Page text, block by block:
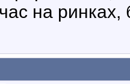
час на ринках,